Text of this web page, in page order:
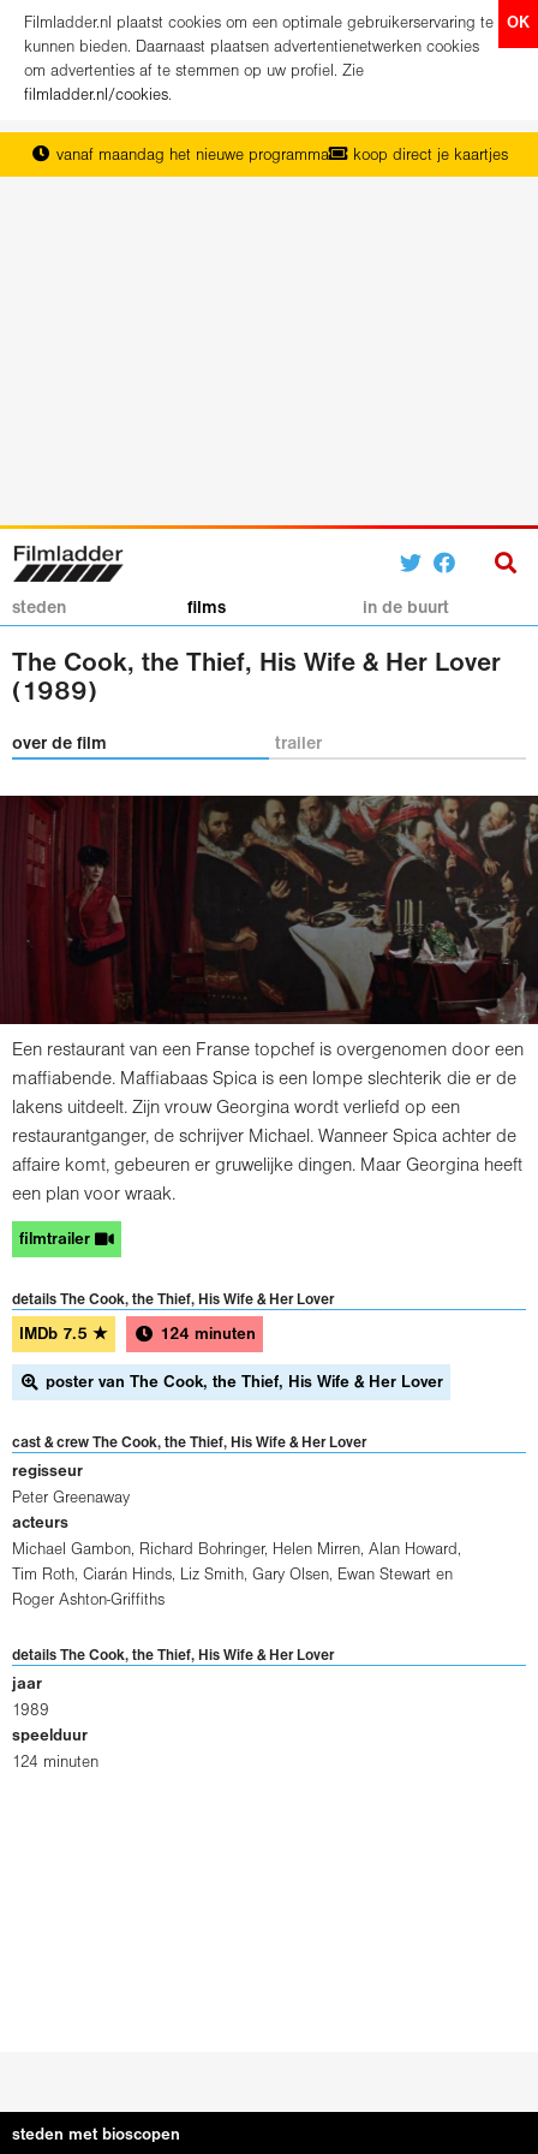
OK
Filmladder.nl plaatst cookies om een optimale gebruikerservaring te
kunnen bieden. Daarnaast plaatsen advertentienetwerken cookies
om advertenties af te stemmen op uw profiel. Zie
filmladder.nl/cookies.
vanaf maandag het nieuwe programma
koop direct je kaartjes
het complete overzicht van Nederland
steden films in de buurt
The Cook, the Thief, His Wife & Her Lover
(1989)
over de film trailer
Een restaurant van een Franse topchef is overgenomen door een
maffiabende. Maffiabaas Spica is een lompe slechterik die er de
lakens uitdeelt. Zijn vrouw Georgina wordt verliefd op een
restaurantganger, de schrijver Michael. Wanneer Spica achter de
affaire komt, gebeuren er gruwelijke dingen. Maar Georgina heeft
een plan voor wraak.
filmtrailer
details The Cook, the Thief, His Wife & Her Lover
IMDb 7.5 ★ 124 minuten
poster van The Cook, the Thief, His Wife & Her Lover
cast & crew The Cook, the Thief, His Wife & Her Lover
regisseur
Peter Greenaway
acteurs
Michael Gambon, Richard Bohringer, Helen Mirren, Alan Howard ,
Tim Roth, Ciarán Hinds, Liz Smith, Gary Olsen, Ewan Stewart en
Roger Ashton-Griffiths
details The Cook, the Thief, His Wife & Her Lover
jaar
1989
speelduur
124 minuten
steden met bioscopen